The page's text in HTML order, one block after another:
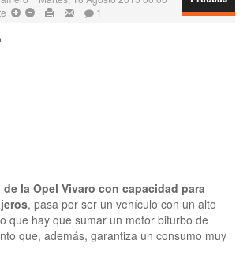
1
la Opel Vivaro con capacidad para
, pasa por ser un vehículo con un alto
que hay que sumar un motor biturbo de
que, además, garantiza un consumo muy